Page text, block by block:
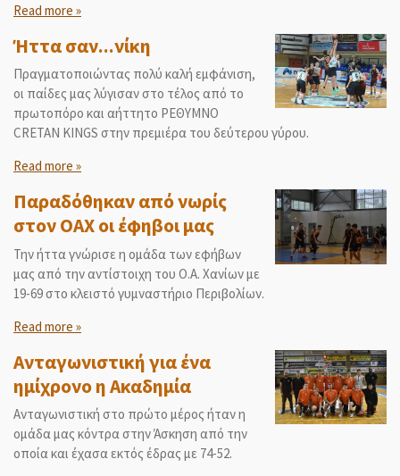
Read more »
Ήττα σαν...νίκη
Πραγματοποιώντας πολύ καλή εμφάνιση,
οι παίδες μας λύγισαν στο τέλος από το
πρωτοπόρο και αήττητο ΡΕΘΥΜΝΟ
CRETAN KINGS στην πρεμιέρα του δεύτερου γύρου.
Read more »
Παραδόθηκαν από νωρίς
στον ΟΑΧ οι έφηβοι μας
Την ήττα γνώρισε η ομάδα των εφήβων
μας από την αντίστοιχη του Ο.Α. Χανίων με
19-69 στο κλειστό γυμναστήριο Περιβολίων.
Read more »
Ανταγωνιστική για ένα
ημίχρονο η Ακαδημία
Ανταγωνιστική στο πρώτο μέρος ήταν η
ομάδα μας κόντρα στην Άσκηση από την
οποία και έχασα εκτός έδρας με 74-52.